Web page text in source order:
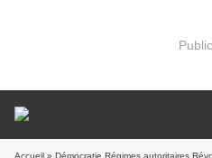
Accueil » Démocratie Régimes autoritaires